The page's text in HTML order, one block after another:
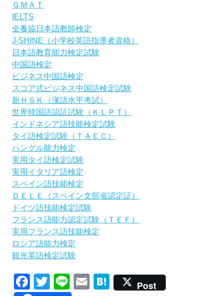
ＧＭＡＴ
IELTS
全養協日本語教師検定
J-SHINE（小学校英語指導者資格）
日本語教育能力検定試験
中国語検定
ビジネス中国語検定
スコア式ビジネス中国語検定試験
新ＨＳＫ（漢語水平考試）
世界韓国語認証試験（ＫＬＰＴ）
インドネシア語技能検定試験
タイ語検定試験（ＴＡＥＣ）
ハングル能力検定
実用タイ語検定試験
実用イタリア語検定
スペイン語技能検定
ＤＥＬＥ（スペイン文部省認定証）
ドイツ語技能検定試験
フランス語能力認定試験（ＴＥＦ）
実用フランス語技能検定
ロシア語能力検定
観光英語検定試験
Facebook
TwitterLineEmailHatena
Post